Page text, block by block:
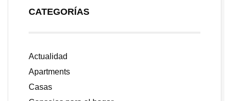
CATEGORÍAS
Actualidad
Apartments
Casas